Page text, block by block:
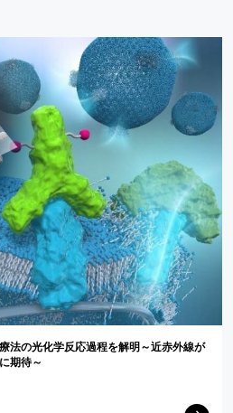
法の光化学反応過程を解明 ～近赤外線が
期待～